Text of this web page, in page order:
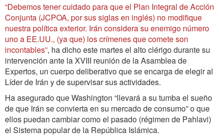
“Debemos tener cuidado para que el Plan Integral de Acción
Conjunta (JCPOA, por sus siglas en inglés) no modifique
nuestra política exterior. Irán considera su enemigo número
uno a EE.UU., (ya que) los crímenes que comete son
incontables”, ha dicho este martes el alto clérigo durante su
intervención ante la XVIII reunión de la Asamblea de
Expertos, un cuerpo deliberativo que se encarga de elegir al
Líder de Irán y de supervisar sus actividades.
Ha asegurado que Washington “llevará a su tumba el sueño
de que Irán se convierta en su mercado de consumo” o que
ellos puedan cambiar como el pasado (régimen de Pahlavi)
el Sistema popular de la República Islámica.